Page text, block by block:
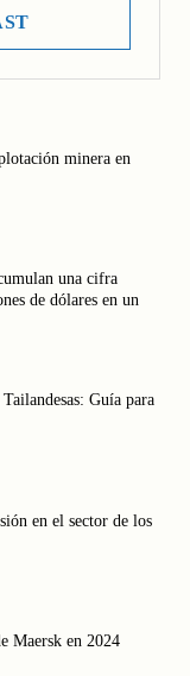
minera en
una cifra
de dólares en un
Guía para
en el sector de los
Maersk en 2024